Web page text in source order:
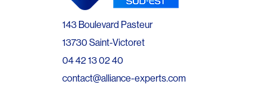
143 Boulevard Pasteur
13730 Saint-Victoret
04 42 13 02 40
contact@alliance-experts.com